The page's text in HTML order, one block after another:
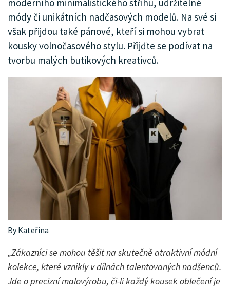
moderního minimalistického střihu, udržitelné
módy či unikátních nadčasových modelů. Na své si
však přijdou také pánové, kteří si mohou vybrat
kousky volnočasového stylu. Přijďte se podívat na
tvorbu malých butikových kreativců.
By Kateřina
„Zákazníci se mohou těšit na skutečně atraktivní módní
kolekce, které vznikly v dílnách talentovaných nadšenců.
Jde o precizní malovýrobu, či-li každý kousek oblečení je